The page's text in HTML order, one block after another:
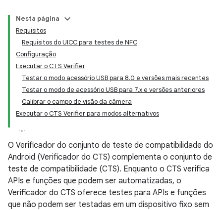
Nesta página
Requisitos
Requisitos do UICC para testes de NFC
Configuração
Executar o CTS Verifier
Testar o modo acessório USB para 8.0 e versões mais recentes
Testar o modo de acessório USB para 7.x e versões anteriores
Calibrar o campo de visão da câmera
Executar o CTS Verifier para modos alternativos
O Verificador do conjunto de teste de compatibilidade do
Android (Verificador do CTS) complementa o conjunto de
teste de compatibilidade (CTS). Enquanto o CTS verifica
APIs e funções que podem ser automatizadas, o
Verificador do CTS oferece testes para APIs e funções
que não podem ser testadas em um dispositivo fixo sem